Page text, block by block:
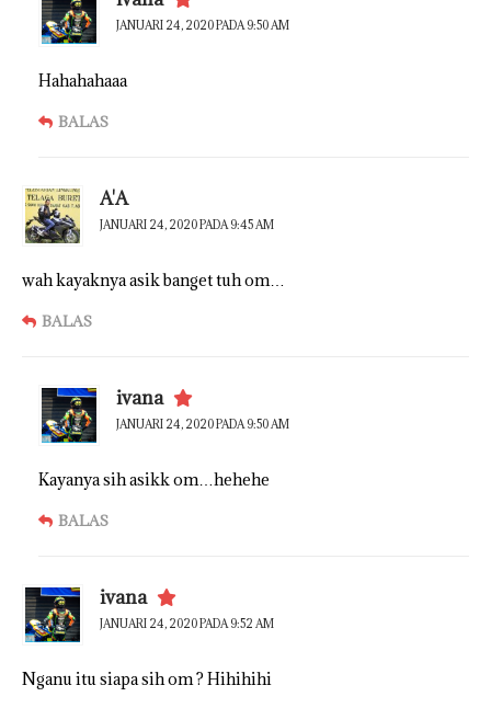
JANUARI 24, 2020 PADA 9:50 AM
Hahahahaaa
BALAS
A'A
JANUARI 24, 2020 PADA 9:45 AM
wah kayaknya asik banget tuh om…
BALAS
ivana
JANUARI 24, 2020 PADA 9:50 AM
Kayanya sih asikk om…hehehe
BALAS
ivana
JANUARI 24, 2020 PADA 9:52 AM
Nganu itu siapa sih om ? Hihihihi